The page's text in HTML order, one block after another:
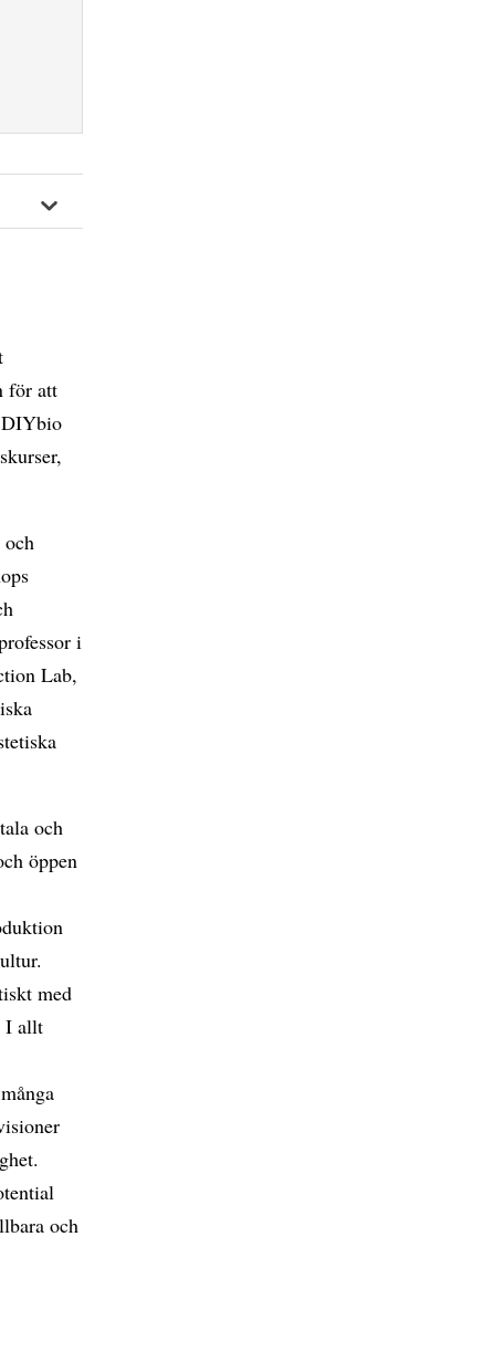
för att
DIYbio
och
i
Lab,
och
öppen
med
I allt
och